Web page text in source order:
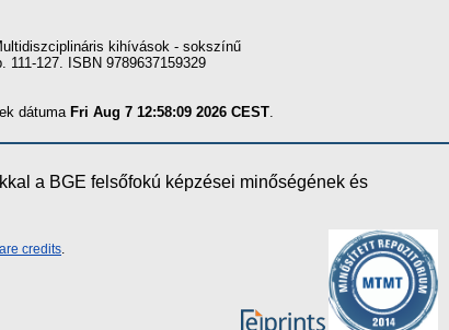
kihívások - sokszínű
127. ISBN 9789637159329
dátuma Fri Aug 7 12:58:09 2026 CEST
a BGE felsőfokú képzései minőségének és
credits